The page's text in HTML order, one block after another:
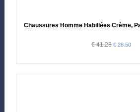
Chaussures Homme Habillées Crème,
€ 41.28 € 28.50